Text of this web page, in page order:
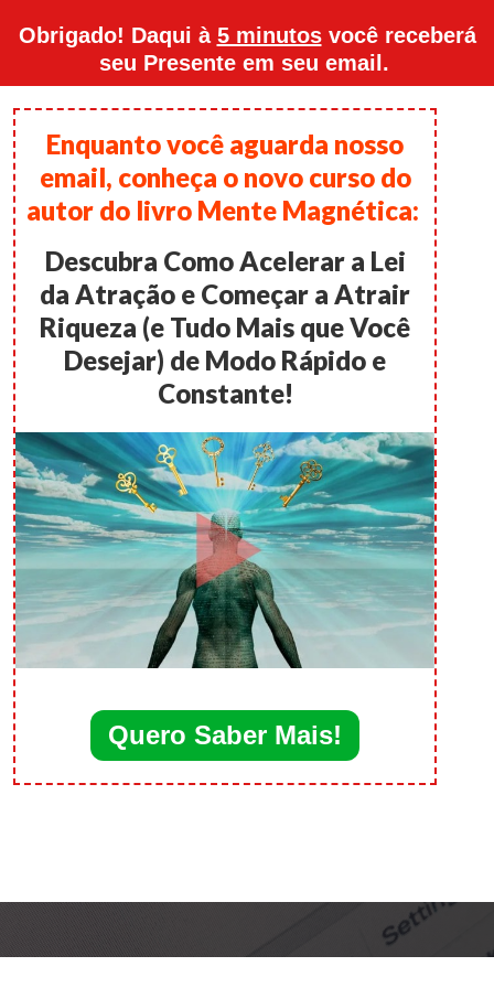
Obrigado! Daqui à 5 minutosvocê receberá
seu Presente em seu email.
Enquanto você aguarda nosso
email, conheça o novo curso do
autor do livro Mente Magnética:
Descubra Como Acelerar a Lei
da Atração e Começar a Atrair
Riqueza (e Tudo Mais que Você
Desejar) de Modo Rápido e
Constante!
Quero Saber Mais!